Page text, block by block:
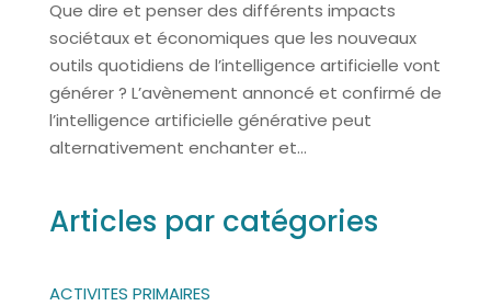
Que dire et penser des différents impacts
sociétaux et économiques que les nouveaux
outils quotidiens de l’intelligence artificielle vont
générer ? L’avènement annoncé et confirmé de
l’intelligence artificielle générative peut
alternativement enchanter et...
Articles par catégories
ACTIVITES PRIMAIRES